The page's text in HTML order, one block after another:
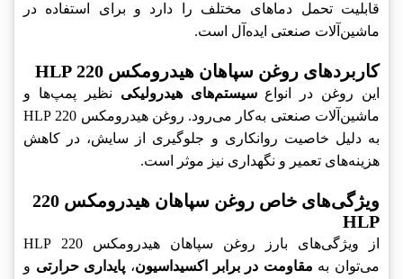
قابلیت تحمل دماهای مختلف را دارد و برای استفاده در
ماشین‌آلات صنعتی ایده‌آل است.
کاربردهای روغن سپاهان هیدرومکس 220 HLP
این روغن در انواعسیستم‌های هیدرولیکی نظیر پمپ‌ها و
ماشین‌آلات صنعتی به‌کار می‌رود. روغن هیدرومکس 220 HLP
به دلیل خاصیت روانکاری و جلوگیری از سایش، در کاهش
هزینه‌های تعمیر و نگهداری نیز موثر است.
ویژگی‌های خاص روغن سپاهان هیدرومکس 220
HLP
از ویژگی‌های بارز روغن سپاهان هیدرومکس 220 HLP
می‌توان به مقاومت در برابر اکسیداسیون، پایداری حرارتی و